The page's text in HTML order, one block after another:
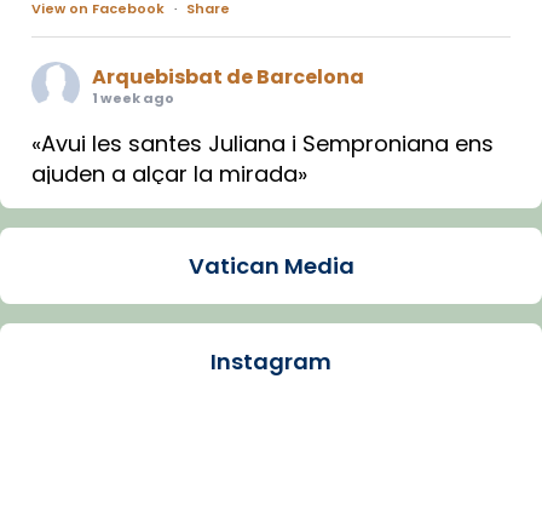
View on Facebook · Share
Arquebisbat de Barcelona
1 week ago
«Avui les santes Juliana i Semproniana ens
ajuden a alçar la mirada»
Mons. Sergi Gordo, bisbe de Tortosa, ha
Santes de Mataró.
🔗tinyurl.com/cvu5jmbk
Vatican Media
Instagram